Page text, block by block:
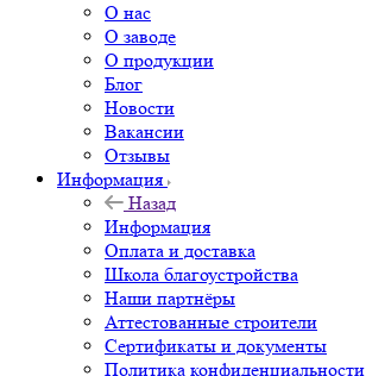
О нас
О заводе
О продукции
Блог
Новости
Вакансии
Отзывы
Информация
Назад
Информация
Оплата и доставка
Школа благоустройства
Наши партнёры
Аттестованные строители
Сертификаты и документы
Политика конфиденциальности